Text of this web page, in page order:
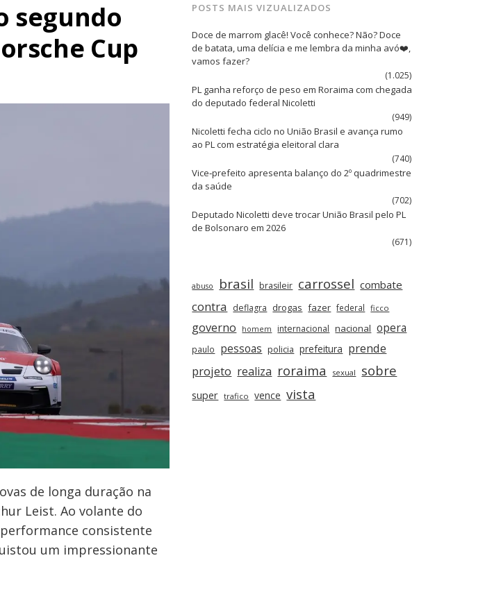
segundo
Cup
de longa duração na
Leist. Ao volante do
consistente
um impressionante
POSTS MAIS VIZUALIZADOS
Doce de marrom glacê! Você conhece? Não? Doce
de batata, uma delícia e me lembra da minha avó❤️,
vamos fazer?
(1.025)
PL ganha reforço de peso em Roraima com chegada
do deputado federal Nicoletti
(949)
Nicoletti fecha ciclo no União Brasil e avança rumo
ao PL com estratégia eleitoral clara
(740)
Vice‑prefeito apresenta balanço do 2º quadrimestre
da saúde
(702)
Deputado Nicoletti deve trocar União Brasil pelo PL
de Bolsonaro em 2026
(671)
abuso brasil brasileir carrossel combate
contra deflagra drogas fazer federal ficco
governo homem internacional nacional opera
paulo pessoas policia prefeitura prende
projeto realiza roraima sexual sobre
super trafico vence vista